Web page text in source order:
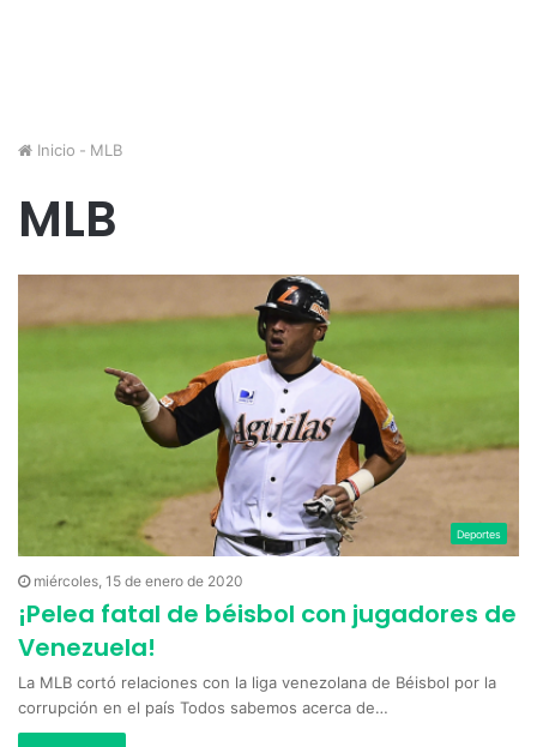
Inicio - MLB
MLB
Deportes
miércoles, 15 de enero de 2020
¡Pelea fatal de béisbol con jugadores de
Venezuela!
La MLB cortó relaciones con la liga venezolana de Béisbol por la
corrupción en el país Todos sabemos acerca de…